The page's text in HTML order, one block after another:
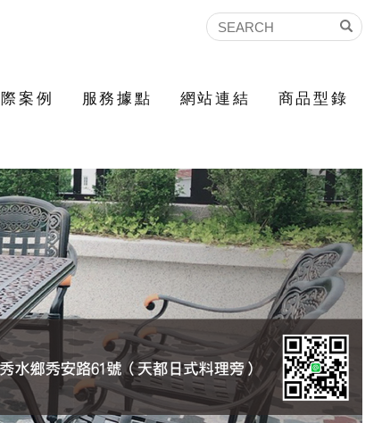
案例 服務據點 網站連結 商品型錄